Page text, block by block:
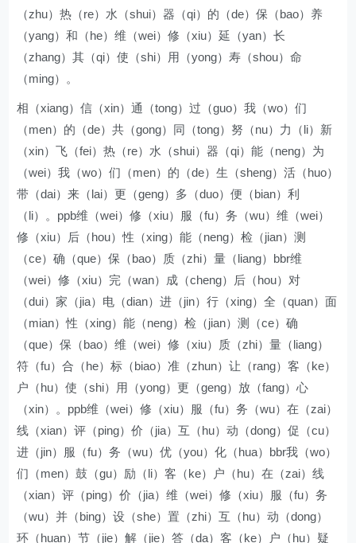
（zhu）热（re）水（shui）器（qi）的（de）保（bao）养
（yang）和（he）维（wei）修（xiu）延（yan）长
（zhang）其（qi）使（shi）用（yong）寿（shou）命
（ming）。
相（xiang）信（xin）通（tong）过（guo）我（wo）们
（men）的（de）共（gong）同（tong）努（nu）力（li）新
（xin）飞（fei）热（re）水（shui）器（qi）能（neng）为
（wei）我（wo）们（men）的（de）生（sheng）活（huo）
带（dai）来（lai）更（geng）多（duo）便（bian）利
（li）。ppb维（wei）修（xiu）服（fu）务（wu）维（wei）
修（xiu）后（hou）性（xing）能（neng）检（jian）测
（ce）确（que）保（bao）质（zhi）量（liang）bbr维
（wei）修（xiu）完（wan）成（cheng）后（hou）对
（dui）家（jia）电（dian）进（jin）行（xing）全（quan）面
（mian）性（xing）能（neng）检（jian）测（ce）确
（que）保（bao）维（wei）修（xiu）质（zhi）量（liang）
符（fu）合（he）标（biao）准（zhun）让（rang）客（ke）
户（hu）使（shi）用（yong）更（geng）放（fang）心
（xin）。ppb维（wei）修（xiu）服（fu）务（wu）在（zai）
线（xian）评（ping）价（jia）互（hu）动（dong）促（cu）
进（jin）服（fu）务（wu）优（you）化（hua）bbr我（wo）
们（men）鼓（gu）励（li）客（ke）户（hu）在（zai）线
（xian）评（ping）价（jia）维（wei）修（xiu）服（fu）务
（wu）并（bing）设（she）置（zhi）互（hu）动（dong）
环（huan）节（jie）解（jie）答（da）客（ke）户（hu）疑